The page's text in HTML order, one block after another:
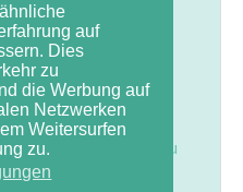
auf
Dies
zu
die Werbung auf
Netzwerken
Weitersurfen
zu.
des BLV
im Feldbau
Erwerbsobstbau
Weinbau